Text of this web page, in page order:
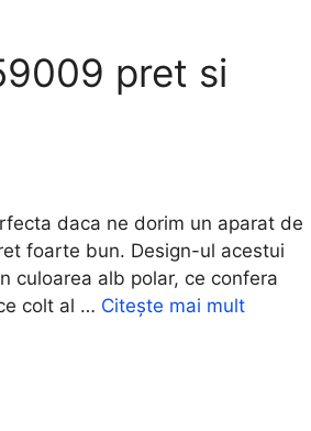
pret si
daca ne dorim un aparat de
foarte bun. Design-ul acestui
culoarea alb polar, ce confera
colt al … Citește mai mult